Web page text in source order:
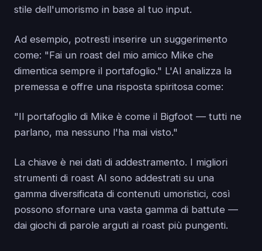
stile dell'umorismo in base al tuo input.
Ad esempio, potresti inserire un suggerimento
come: "Fai un roast del mio amico Mike che
dimentica sempre il portafoglio." L'AI analizza la
premessa e offre una risposta spiritosa come:
"Il portafoglio di Mike è come il Bigfoot — tutti ne
parlano, ma nessuno l'ha mai visto."
La chiave è nei dati di addestramento. I migliori
strumenti di roast AI sono addestrati su una
gamma diversificata di contenuti umoristici, così
possono sfornare una vasta gamma di battute —
dai giochi di parole arguti ai roast più pungenti.